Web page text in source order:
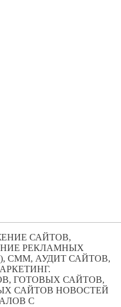
САЙТОВ,
РЕКЛАМНЫХ
СММ, АУДИТ САЙТОВ,
ГОТОВЫХ САЙТОВ,
САЙТОВ НОВОСТЕЙ
С